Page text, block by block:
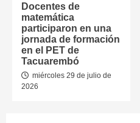
Docentes de
matemática
participaron en una
jornada de formación
en el PET de
Tacuarembó
miércoles 29 de julio de
2026